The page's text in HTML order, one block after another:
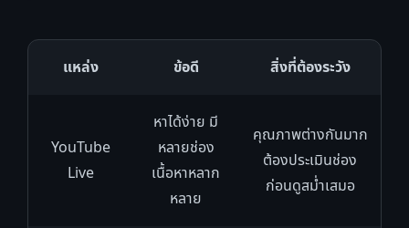
แหล่ง ข้อดี สิ่งที่ต้องระวัง
YouTube
Live
หาได้ง่าย มี
หลายช่อง
เนื้อหาหลาก
หลาย
คุณภาพต่างกันมาก
ต้องประเมินช่อง
ก่อนดูสม่ำเสมอ